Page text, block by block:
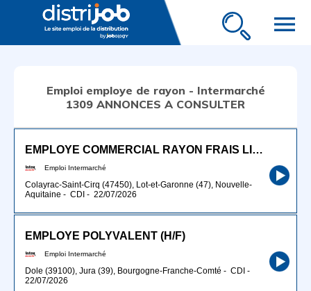
menu
Emploi employe de rayon - Intermarché
1309 ANNONCES A CONSULTER
EMPLOYE COMMERCIAL RAYON FRAIS LIBRE SERVICE (H/ F)
Emploi Intermarché
Colayrac-Saint-Cirq (47450), Lot-et-Garonne (47), Nouvelle-
Aquitaine - CDI - 22/07/2026
EMPLOYE POLYVALENT (H/F)
Emploi Intermarché
Dole (39100), Jura (39), Bourgogne-Franche-Comté - CDI -
22/07/2026